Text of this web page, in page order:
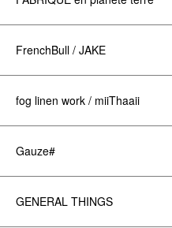
FrenchBull / JAKE
fog linen work / miiThaaii
Gauze#
GENERAL THINGS